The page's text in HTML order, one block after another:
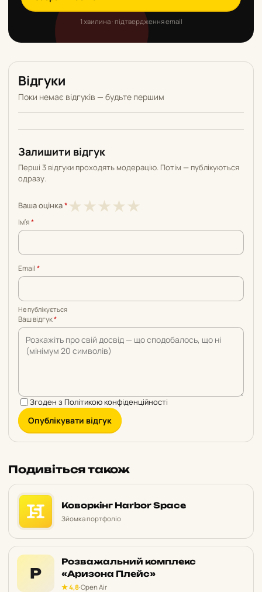
1 хвилина · підтвердження email
Відгуки
Поки немає відгуків — будьте першим
Залишити відгук
Перші 3 відгуки проходять модерацію. Потім — публікуються
одразу.
Ваша оцінка* ★
5
★4
5
★3
5
★2
5
★1
5
Імʼя*
Email*
Не публікується
Ваш відгук*
Згоден з Політикою конфіденційності
Опублікувати відгук
Подивіться також
Коворкінг Harbor Space
Зйомка портфоліо
Р
Розважальний комплекс
«Аризона Плейс»
★ 4,8·Open Air